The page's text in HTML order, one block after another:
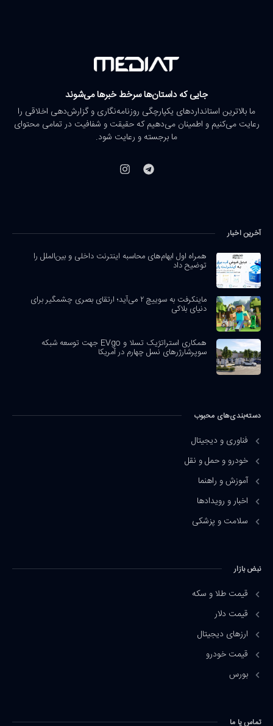
جایی که داستان‌ها سرخط خبرها می‌شوند
ما بالاترین استانداردهای یکپارچگی روزنامه‌نگاری و گزارش‌دهی اخلاقی را
رعایت می‌کنیم و اطمینان می‌دهیم که حقیقت و شفافیت در تمامی محتوای
ما برجسته و رعایت شود.
آخرین اخبار
همراه اول ابهام‌های محاسبه اینترنت داخلی و بین‌الملل را
توضیح داد
ماینکرفت به سوییچ ۲ می‌آید؛ ارتقای بصری چشمگیر برای
دنیای بلاکی
همکاری استراتژیک تسلا و EVgo جهت توسعه شبکه
سوپرشارژرهای نسل چهارم در آمریکا
دسته‌بندی‌های محبوب
فناوری و دیجیتال
خودرو و حمل و نقل
آموزش و راهنما
اخبار و رویدادها
سلامت و پزشکی
نبض بازار
قیمت طلا و سکه
قیمت دلار
ارزهای دیجیتال
قیمت خودرو
بورس
تماس یا ما